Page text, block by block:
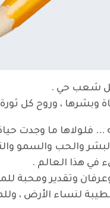
كل شعب حي .
وبشرها ، وروح كل
... فلولاها ما وجدت
والحب والسمو
هذا العالم .
وتقدير ومحبة
لنساء الأرض ،